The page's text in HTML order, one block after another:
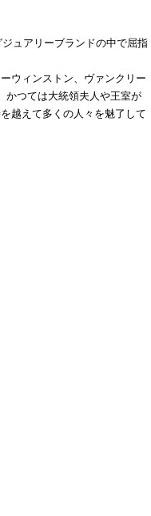
ュアリーブランドの中で屈指
ウィンストン、ヴァンクリー
かつては大統領夫人や王室が
越えて多くの人々を魅了して